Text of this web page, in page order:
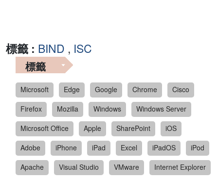
標籤 : BIND , ISC
標籤
Microsoft Edge Google Chrome
Cisco
Firefox
Mozilla Windows
Windows Server
Microsoft Office
Apple SharePoint
iOS
Adobe
iPhone iPad Excel iPadOS
iPod
Apache
Visual Studio VMware
Internet Explorer